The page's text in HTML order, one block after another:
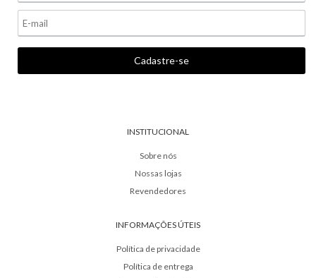
INSTITUCIONAL
Sobre nós
Nossas lojas
Revendedores
INFORMAÇÕES ÚTEIS
Política de privacidade
Política de entrega